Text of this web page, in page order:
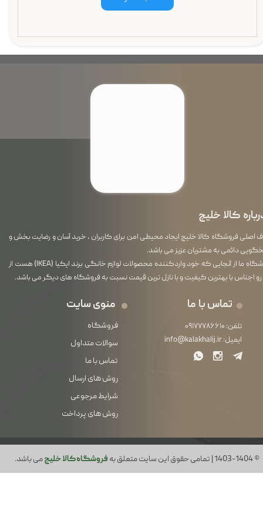
© 1403-1404 | تمامی حقوق این سایت متعلق به فروشگاه کالا خلیجمی باشد.
کالا خلیج
اصلی فروشگاه کالا خلیج ایجاد محیطی امن برای کاربران ، خرید آسان و رضایت بخش و
دائمی به مشتریان عزیز می باشد.
فروشگاه ما از آنجایی که خود واردکننده محصولات لوازم خانگی برند ایکیا (IKEA) هست از
رو اجناس با بهترین کیفیت و با نازل ترین قیمت نسبت به فروشگاه های دیگر می باشد.
منوی سایت
فروشگاه
سوالات متداول
تماس با ما
روش های ارسال
شرایط مرجوعی
روش های پرداخت
تماس با ما
تلفن: ۰۹۱۷۷۷۸۶۶۱۰
ایمیل:info@kalakhalij.ir